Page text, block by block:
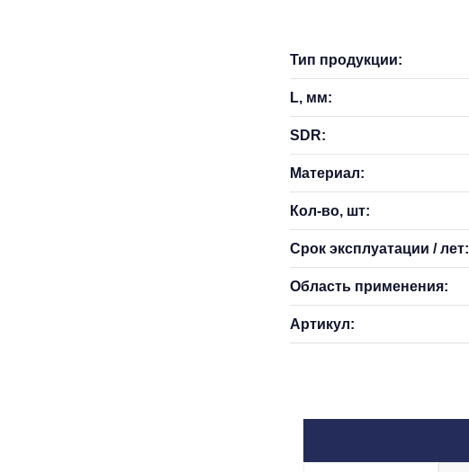
Тип продукции:
L, мм:
SDR:
Материал:
Кол-во, шт:
Срок эксплуатации / лет:
Область применения:
Артикул: